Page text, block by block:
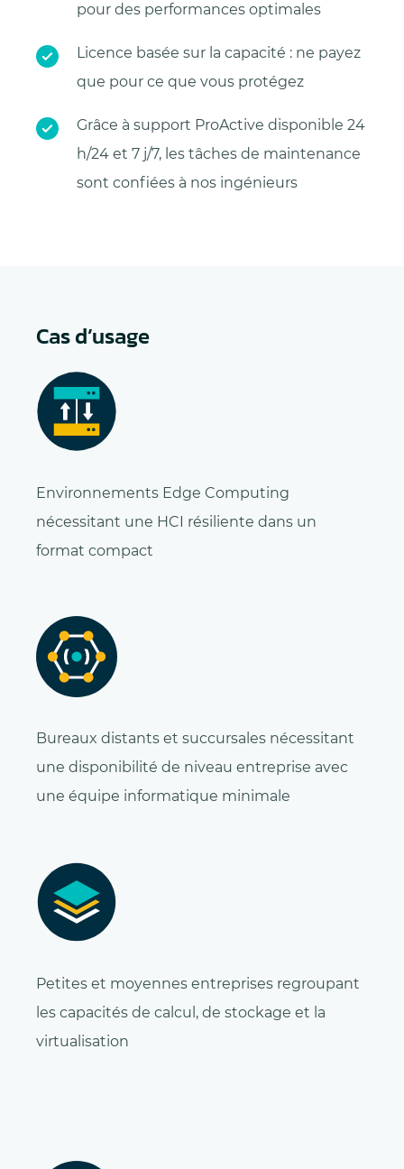
pour des performances optimales
Licence basée sur la capacité : ne payez
que pour ce que vous protégez
Grâce à support ProActive disponible 24
h/24 et 7 j/7, les tâches de maintenance
sont confiées à nos ingénieurs
Cas d’usage
Environnements Edge Computing
nécessitant une HCI résiliente dans un
format compact
Bureaux distants et succursales nécessitant
une disponibilité de niveau entreprise avec
une équipe informatique minimale
Petites et moyennes entreprises regroupant
les capacités de calcul, de stockage et la
virtualisation